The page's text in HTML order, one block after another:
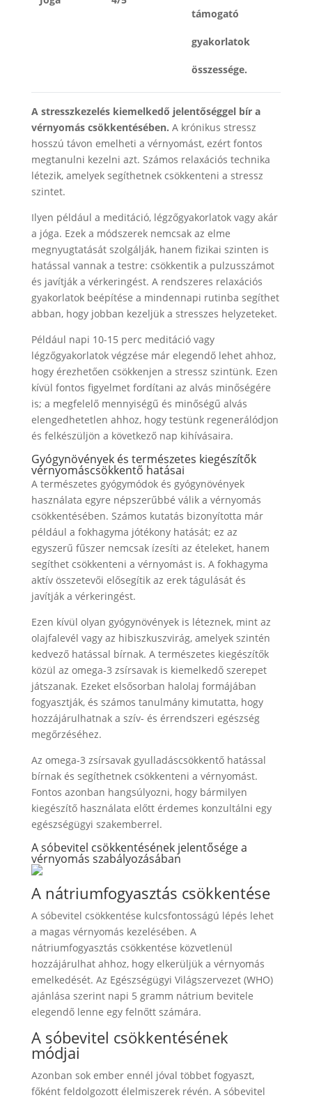
támogató
gyakorlatok
összessége.
A stresszkezelés kiemelkedő jelentőséggel bír a
vérnyomás csökkentésében. A krónikus stressz
hosszú távon emelheti a vérnyomást, ezért fontos
megtanulni kezelni azt. Számos relaxációs technika
létezik, amelyek segíthetnek csökkenteni a stressz
szintet.
Ilyen például a meditáció, légzőgyakorlatok vagy akár
a jóga. Ezek a módszerek nemcsak az elme
megnyugtatását szolgálják, hanem fizikai szinten is
hatással vannak a testre: csökkentik a pulzusszámot
és javítják a vérkeringést. A rendszeres relaxációs
gyakorlatok beépítése a mindennapi rutinba segíthet
abban, hogy jobban kezeljük a stresszes helyzeteket.
Például napi 10-15 perc meditáció vagy
légzőgyakorlatok végzése már elegendő lehet ahhoz,
hogy érezhetően csökkenjen a stressz szintünk. Ezen
kívül fontos figyelmet fordítani az alvás minőségére
is; a megfelelő mennyiségű és minőségű alvás
elengedhetetlen ahhoz, hogy testünk regenerálódjon
és felkészüljön a következő nap kihívásaira.
Gyógynövények és természetes kiegészítők
vérnyomáscsökkentő hatásai
A természetes gyógymódok és gyógynövények
használata egyre népszerűbbé válik a vérnyomás
csökkentésében. Számos kutatás bizonyította már
például a fokhagyma jótékony hatását; ez az
egyszerű fűszer nemcsak ízesíti az ételeket, hanem
segíthet csökkenteni a vérnyomást is. A fokhagyma
aktív összetevői elősegítik az erek tágulását és
javítják a vérkeringést.
Ezen kívül olyan gyógynövények is léteznek, mint az
olajfalevél vagy az hibiszkuszvirág, amelyek szintén
kedvező hatással bírnak. A természetes kiegészítők
közül az omega-3 zsírsavak is kiemelkedő szerepet
játszanak. Ezeket elsősorban halolaj formájában
fogyasztják, és számos tanulmány kimutatta, hogy
hozzájárulhatnak a szív- és érrendszeri egészség
megőrzéséhez.
Az omega-3 zsírsavak gyulladáscsökkentő hatással
bírnak és segíthetnek csökkenteni a vérnyomást.
Fontos azonban hangsúlyozni, hogy bármilyen
kiegészítő használata előtt érdemes konzultálni egy
egészségügyi szakemberrel.
A sóbevitel csökkentésének jelentősége a
vérnyomás szabályozásában
A nátriumfogyasztás csökkentése
A sóbevitel csökkentése kulcsfontosságú lépés lehet
a magas vérnyomás kezelésében. A
nátriumfogyasztás csökkentése közvetlenül
hozzájárulhat ahhoz, hogy elkerüljük a vérnyomás
emelkedését. Az Egészségügyi Világszervezet (WHO)
ajánlása szerint napi 5 gramm nátrium bevitele
elegendő lenne egy felnőtt számára.
A sóbevitel csökkentésének
módjai
Azonban sok ember ennél jóval többet fogyaszt,
főként feldolgozott élelmiszerek révén. A sóbevitel